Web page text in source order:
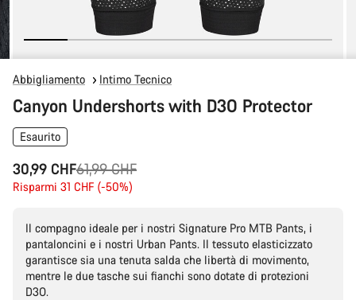
Abbigliamento Intimo Tecnico
Canyon Undershorts with D3O Protector
Esaurito
30,99 CHF
Prezzo
originale
61,99 CHF
Risparmi 31 CHF (-50%)
Il compagno ideale per i nostri Signature Pro MTB Pants, i
pantaloncini e i nostri Urban Pants. Il tessuto elasticizzato
garantisce sia una tenuta salda che libertà di movimento,
mentre le due tasche sui fianchi sono dotate di protezioni
D3O.